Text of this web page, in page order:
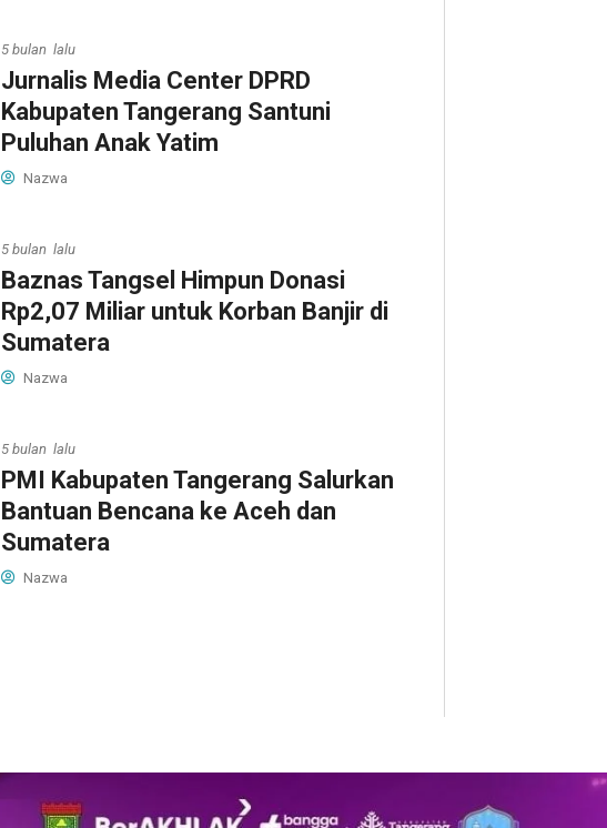
5 bulan lalu
Jurnalis Media Center DPRD
Kabupaten Tangerang Santuni
Puluhan Anak Yatim
Nazwa
5 bulan lalu
Baznas Tangsel Himpun Donasi
Rp2,07 Miliar untuk Korban Banjir di
Sumatera
Nazwa
5 bulan lalu
PMI Kabupaten Tangerang Salurkan
Bantuan Bencana ke Aceh dan
Sumatera
Nazwa